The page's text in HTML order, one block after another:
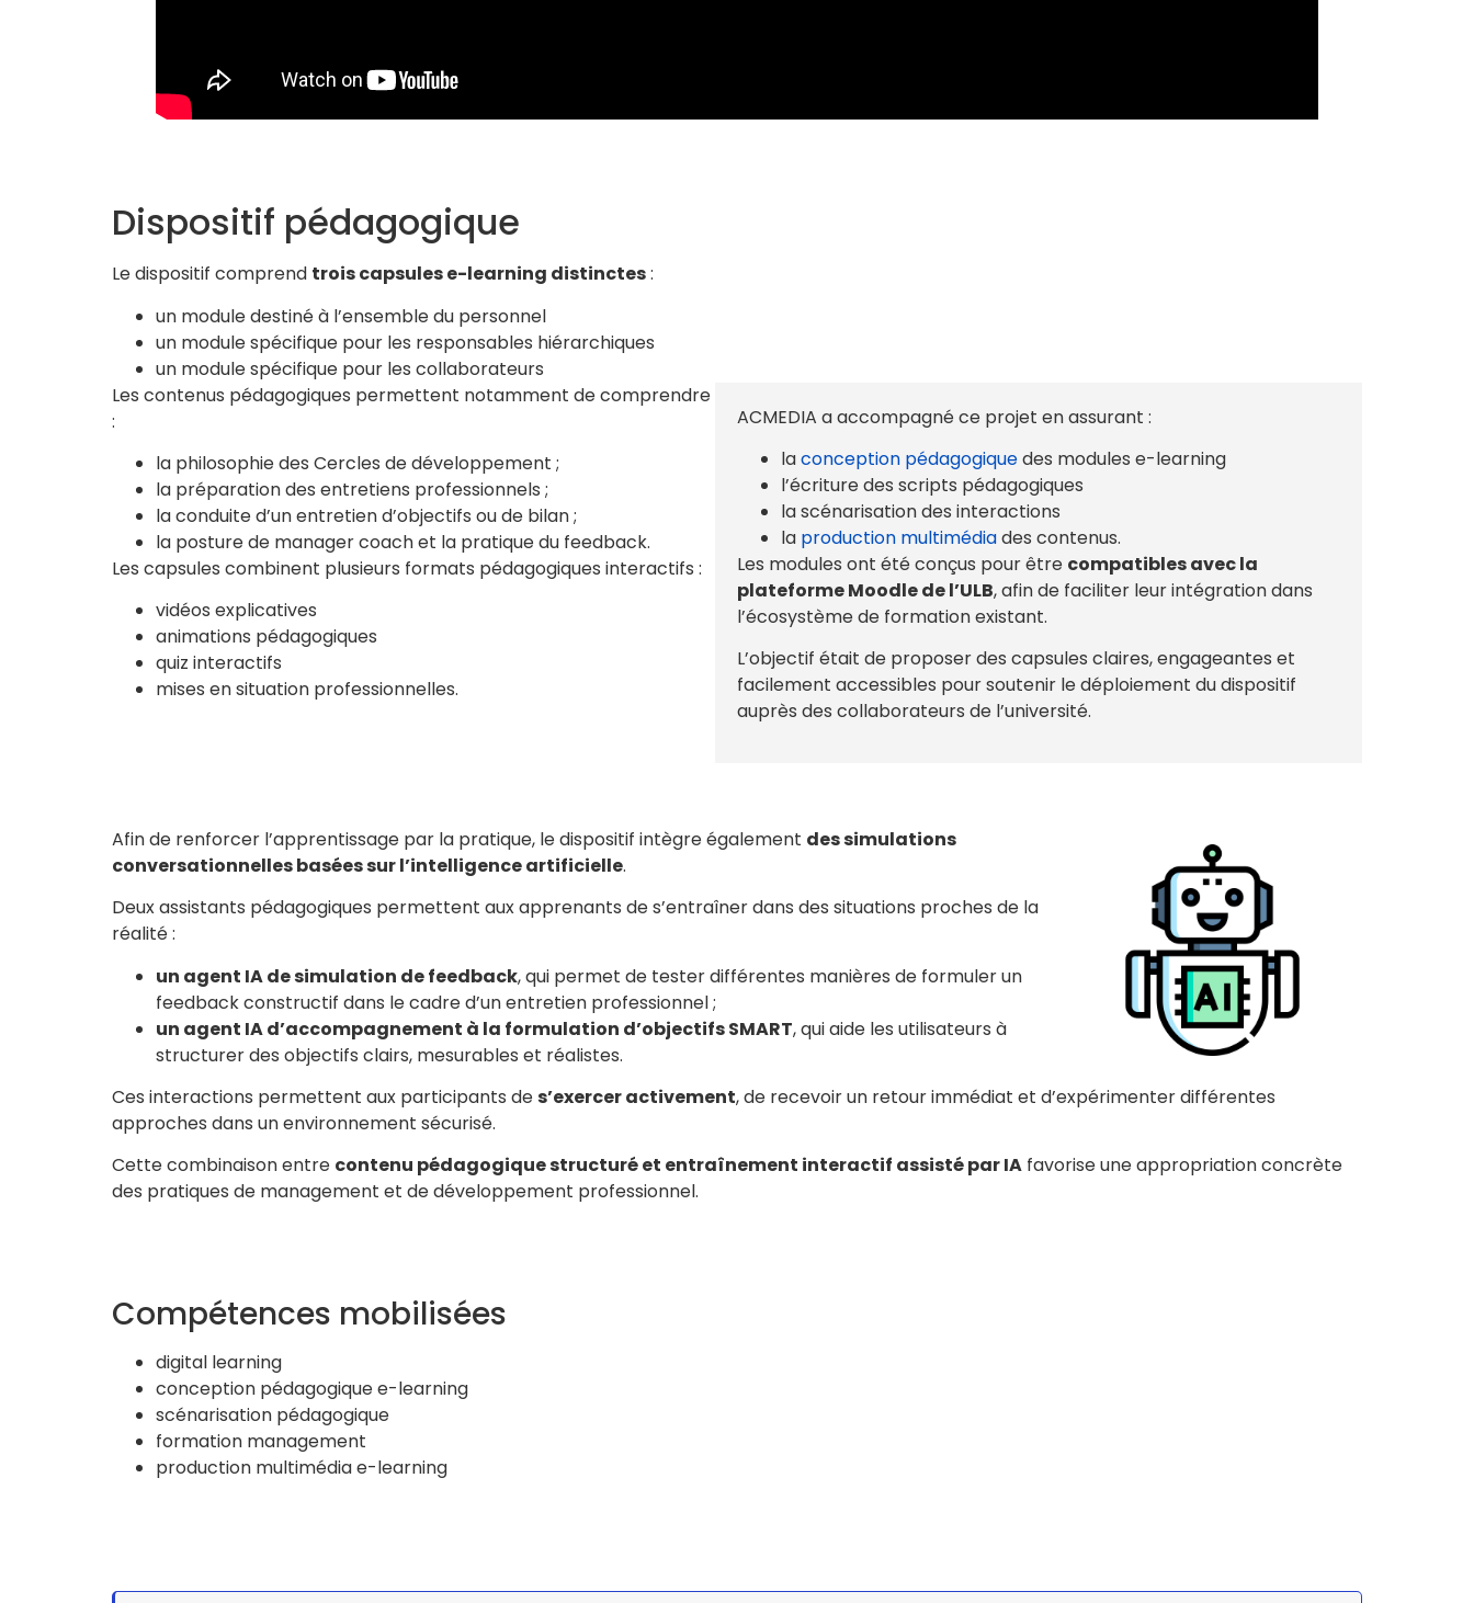
Dispositif pédagogique
Le dispositif comprend trois capsules e-learning distinctes:
un module destiné à l’ensemble du personnel
un module spécifique pour les responsables hiérarchiques
un module spécifique pour les collaborateurs
Les contenus pédagogiques permettent notamment de comprendre
:
la philosophie des Cercles de développement ;
la préparation des entretiens professionnels ;
la conduite d’un entretien d’objectifs ou de bilan ;
la posture de manager coach et la pratique du feedback.
Les capsules combinent plusieurs formats pédagogiques interactifs :
vidéos explicatives
animations pédagogiques
quiz interactifs
mises en situation professionnelles.
ACMEDIA a accompagné ce projet en assurant :
laconception pédagogiquedes modules e-learning
l’écriture des scripts pédagogiques
la scénarisation des interactions
la production multimédiades contenus.
Les modules ont été conçus pour être compatibles avec la
plateforme Moodle de l’ULB, afin de faciliter leur intégration dans
l’écosystème de formation existant.
L’objectif était de proposer des capsules claires, engageantes et
facilement accessibles pour soutenir le déploiement du dispositif
auprès des collaborateurs de l’université.
Afin de renforcer l’apprentissage par la pratique, le dispositif intègre également des simulations
conversationnelles basées sur l’intelligence artificielle.
Deux assistants pédagogiques permettent aux apprenants de s’entraîner dans des situations proches de la
réalité :
un agent IA de simulation de feedback, qui permet de tester différentes manières de formuler un
feedback constructif dans le cadre d’un entretien professionnel ;
un agent IA d’accompagnement à la formulation d’objectifs SMART, qui aide les utilisateurs à
structurer des objectifs clairs, mesurables et réalistes.
Ces interactions permettent aux participants des’exercer activement, de recevoir un retour immédiat et d’expérimenter différentes
approches dans un environnement sécurisé.
Cette combinaison entre contenu pédagogique structuré et entraînement interactif assisté par IA favorise une appropriation concrète
des pratiques de management et de développement professionnel.
Compétences mobilisées
digital learning
conception pédagogique e-learning
scénarisation pédagogique
formation management
production multimédia e-learning